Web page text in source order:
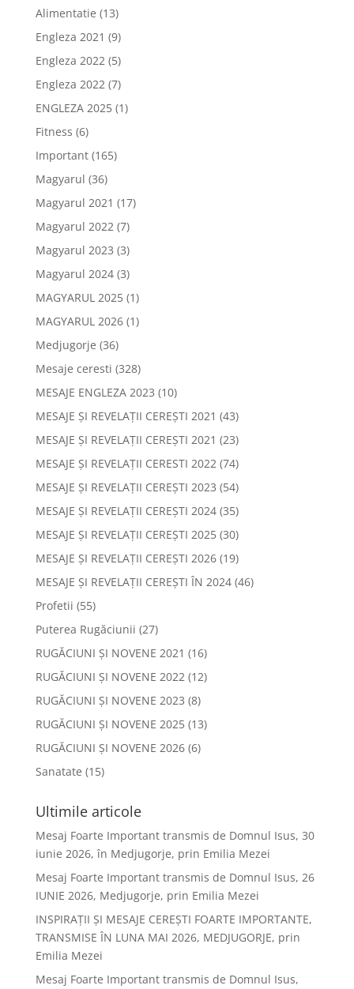
Alimentatie (13)
Engleza 2021 (9)
Engleza 2022(5)
Engleza 2022(7)
ENGLEZA 2025(1)
Fitness (6)
Important(165)
Magyarul (36)
Magyarul 2021 (17)
Magyarul 2022(7)
Magyarul 2023 (3)
Magyarul 2024(3)
MAGYARUL 2025(1)
MAGYARUL 2026(1)
Medjugorje (36)
Mesaje ceresti (328)
MESAJE ENGLEZA 2023 (10)
MESAJE ȘI REVELAȚII CEREȘTI 2021 (43)
MESAJE ȘI REVELAȚII CEREȘTI 2021 (23)
MESAJE ȘI REVELAȚII CERESTI 2022(74)
MESAJE ȘI REVELAȚII CEREȘTI 2023 (54)
MESAJE ȘI REVELAȚII CEREȘTI 2024(35)
MESAJE ȘI REVELAȚII CEREȘTI 2025(30)
MESAJE ȘI REVELAȚII CEREȘTI 2026(19)
MESAJE ȘI REVELAȚII CEREȘTI ÎN 2024(46)
Profetii (55)
Puterea Rugăciunii (27)
RUGĂCIUNI ȘI NOVENE 2021 (16)
RUGĂCIUNI ȘI NOVENE 2022(12)
RUGĂCIUNI ȘI NOVENE 2023 (8)
RUGĂCIUNI ȘI NOVENE 2025(13)
RUGĂCIUNI ȘI NOVENE 2026(6)
Sanatate (15)
Ultimile articole
Mesaj Foarte Important transmis de Domnul Isus, 30
iunie 2026, în Medjugorje, prin Emilia Mezei
Mesaj Foarte Important transmis de Domnul Isus, 26
IUNIE 2026, Medjugorje, prin Emilia Mezei
INSPIRAȚII ȘI MESAJE CEREȘTI FOARTE IMPORTANTE,
TRANSMISE ÎN LUNA MAI 2026, MEDJUGORJE, prin
Emilia Mezei
Mesaj Foarte Important transmis de Domnul Isus,